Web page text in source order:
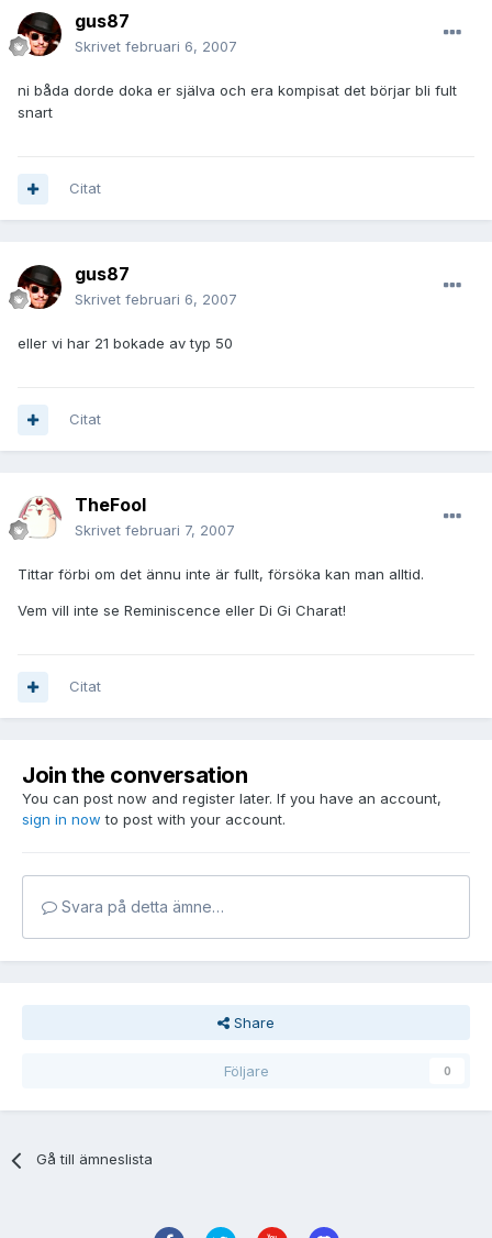
gus87
Skrivet februari 6, 2007
ni båda dorde doka er själva och era kompisat det börjar bli fult
snart
Citat
gus87
Skrivet februari 6, 2007
eller vi har 21 bokade av typ 50
Citat
TheFool
Skrivet februari 7, 2007
Tittar förbi om det ännu inte är fullt, försöka kan man alltid.
Vem vill inte se Reminiscence eller Di Gi Charat!
Citat
Join the conversation
You can post now and register later. If you have an account,
sign in now to post with your account.
Svara på detta ämne…
Share
Följare 0
Gå till ämneslista